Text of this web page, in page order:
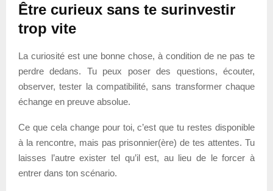
Être curieux sans te surinvestir
trop vite
La curiosité est une bonne chose, à condition de ne pas te
perdre dedans. Tu peux poser des questions, écouter,
observer, tester la compatibilité, sans transformer chaque
échange en preuve absolue.
Ce que cela change pour toi, c’est que tu restes disponible
à la rencontre, mais pas prisonnier(ère) de tes attentes. Tu
laisses l’autre exister tel qu’il est, au lieu de le forcer à
entrer dans ton scénario.